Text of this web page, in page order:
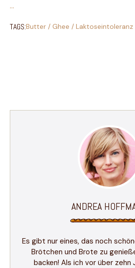
…
TAGS:Butter / Ghee / Laktoseintoleranz
ANDREA
Es gibt nur eines, das noch
Brötchen und Brote zu
backen! Als ich vor über zehn